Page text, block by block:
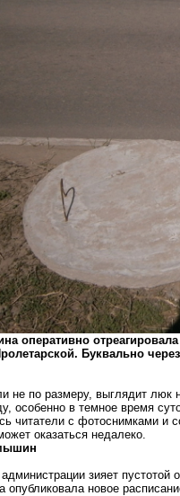
оперативно
Буквально
не по размеру, выглядит люк
особенно в темное время
читатели с фотоснимками и
оказаться недалеко.
зияет пустотой
новое